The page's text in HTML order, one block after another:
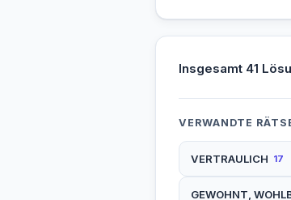
Insgesamt 41
VERWANDTE
VERTRAULICH 17
GEWOHNT,